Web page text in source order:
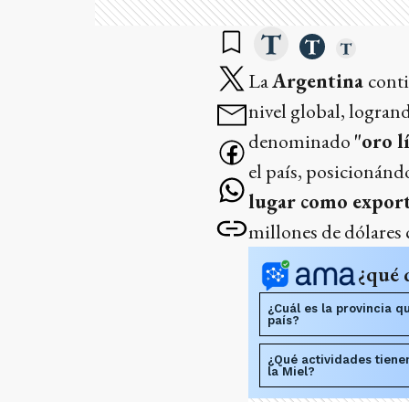
LaArgentina
nivel global,
denominado "oro
el país,
lugar como
millones de dólares
¿qué
¿Cuál es la provincia
país?
¿Qué actividades
la Miel?